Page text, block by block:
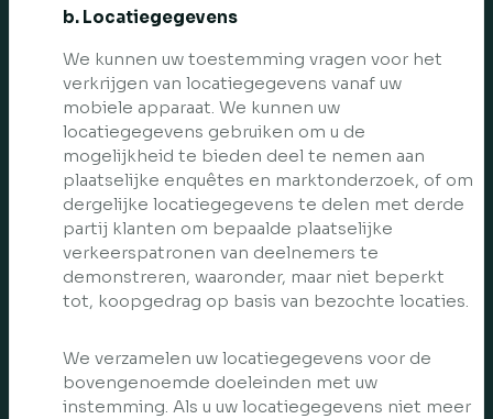
b. Locatiegegevens
We kunnen uw toestemming vragen voor het
verkrijgen van locatiegegevens vanaf uw
mobiele apparaat. We kunnen uw
locatiegegevens gebruiken om u de
mogelijkheid te bieden deel te nemen aan
plaatselijke enquêtes en marktonderzoek, of om
dergelijke locatiegegevens te delen met derde
partij klanten om bepaalde plaatselijke
verkeerspatronen van deelnemers te
demonstreren, waaronder, maar niet beperkt
tot, koopgedrag op basis van bezochte locaties.
We verzamelen uw locatiegegevens voor de
bovengenoemde doeleinden met uw
instemming. Als u uw locatiegegevens niet meer